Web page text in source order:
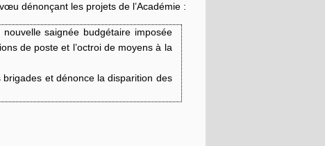
dénonçant les projets de l’Académie :
saignée budgétaire imposée
de poste et l’octroi de moyens à la
brigades et dénonce la disparition des